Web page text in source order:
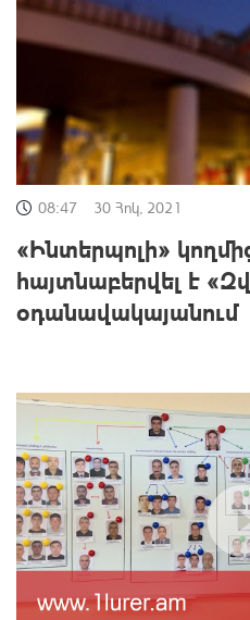
08:47 30 Հոկ, 2021
«Ինտերպոլի»
հայտնաբերվել է
օդանավակայանում